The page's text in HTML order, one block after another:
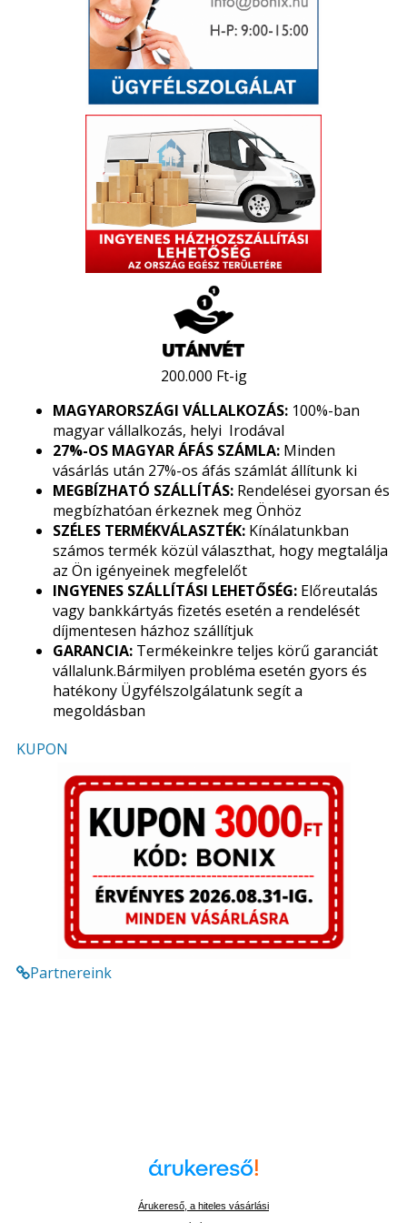
200.000 Ft-ig
MAGYARORSZÁGI VÁLLALKOZÁS: 100%-ban
magyar vállalkozás, helyi Irodával
27%-OS MAGYAR ÁFÁS SZÁMLA: Minden
vásárlás után 27%-os áfás számlát állítunk ki
MEGBÍZHATÓ SZÁLLÍTÁS: Rendelései gyorsan és
megbízhatóan érkeznek meg Önhöz
SZÉLES TERMÉKVÁLASZTÉK: Kínálatunkban
számos termék közül választhat, hogy megtalálja
az Ön igényeinek megfelelőt
INGYENES SZÁLLÍTÁSI LEHETŐSÉG: Előreutalás
vagy bankkártyás fizetés esetén a rendelését
díjmentesen házhoz szállítjuk
GARANCIA: Termékeinkre teljes körű garanciát
vállalunk.Bármilyen probléma esetén gyors és
hatékony Ügyfélszolgálatunk segít a
megoldásban
KUPON
Partnereink
Árukereső, a hiteles vásárlási